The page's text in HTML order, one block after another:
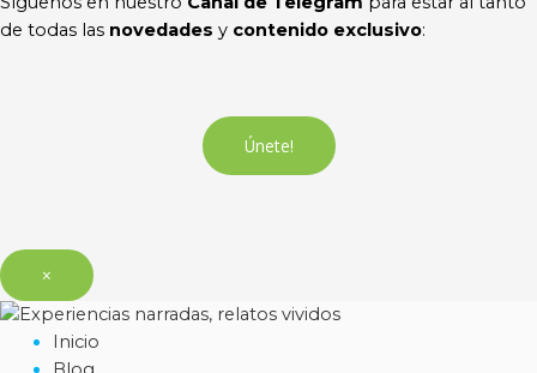
de todas las novedades y contenido exclusivo:
Únete!
×
Inicio